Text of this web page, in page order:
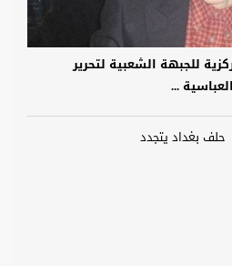
للجبهة الشعبية لتحرير
...
حلف بغداد يتجدد